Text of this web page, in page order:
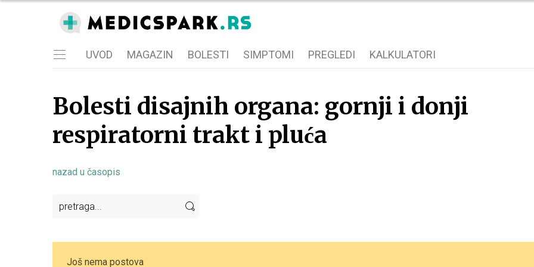
UVOD MAGAZIN BOLESTI SIMPTOMI PREGLEDI KALKULATORI
Bolesti disajnih organa: gornji i donji
respiratorni trakt i pluća
nazad u časopis
Još nema postova